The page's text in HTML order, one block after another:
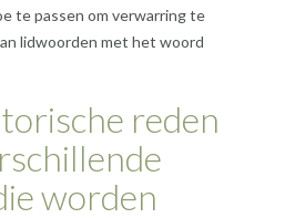
te passen om verwarring te
lidwoorden met het woord
reden
worden